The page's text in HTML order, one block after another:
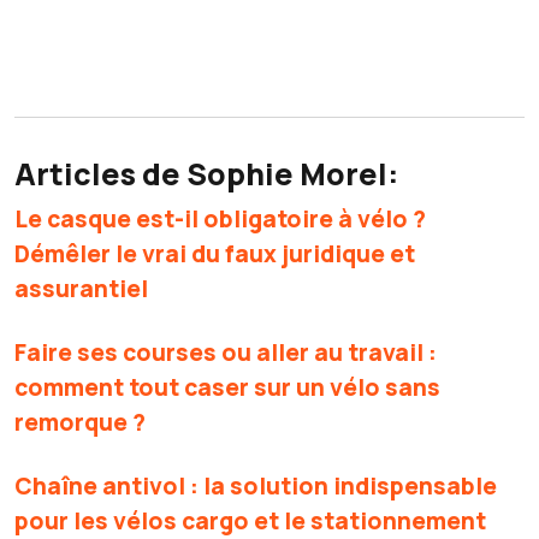
Articles de Sophie Morel:
Le casque est-il obligatoire à vélo ?
Démêler le vrai du faux juridique et
assurantiel
Faire ses courses ou aller au travail :
comment tout caser sur un vélo sans
remorque ?
Chaîne antivol : la solution indispensable
pour les vélos cargo et le stationnement